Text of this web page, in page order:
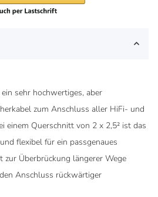
sehr hochwertiges, aber
zum Anschluss aller HiFi- und
einem Querschnitt von 2 x 2,5² ist das
flexibel für ein passgenaues
zur Überbrückung längerer Wege
Anschluss rückwärtiger